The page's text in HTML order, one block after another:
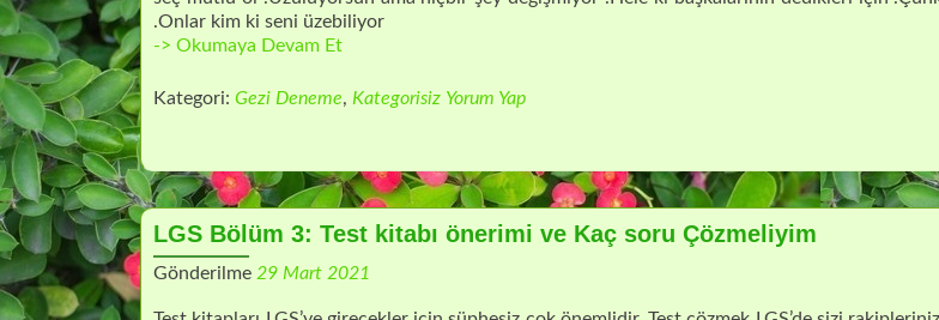
.Onlar kim ki seni üzebiliyor
-> Okumaya Devam EtÜZÜLMEKTEN
ÇOK
Kategori: Gezi Deneme, Kategorisiz Yorum Yap
LGS Bölüm 3: Test kitabı önerimi ve Kaç soru Çözmeliyim
Gönderilme 29 Mart 2021